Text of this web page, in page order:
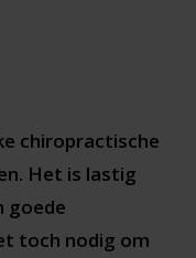
chiropractische
Het is lastig
goede
toch nodig om